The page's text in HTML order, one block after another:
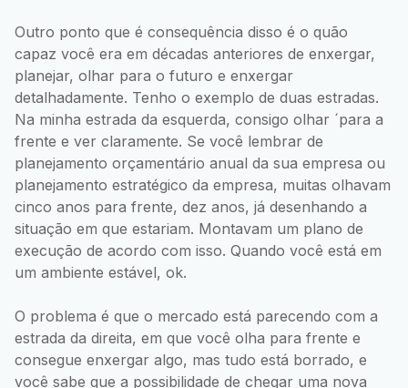
Outro ponto que é consequência disso é o quão
capaz você era em décadas anteriores de enxergar,
planejar, olhar para o futuro e enxergar
detalhadamente. Tenho o exemplo de duas estradas.
Na minha estrada da esquerda, consigo olhar ´para a
frente e ver claramente. Se você lembrar de
planejamento orçamentário anual da sua empresa ou
planejamento estratégico da empresa, muitas olhavam
cinco anos para frente, dez anos, já desenhando a
situação em que estariam. Montavam um plano de
execução de acordo com isso. Quando você está em
um ambiente estável, ok.
O problema é que o mercado está parecendo com a
estrada da direita, em que você olha para frente e
consegue enxergar algo, mas tudo está borrado, e
você sabe que a possibilidade de chegar uma nova